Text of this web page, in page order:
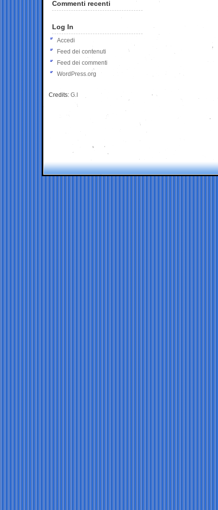
Commenti recenti
Log In
Accedi
Feed dei contenuti
Feed dei commenti
WordPress.org
Credits: G.I